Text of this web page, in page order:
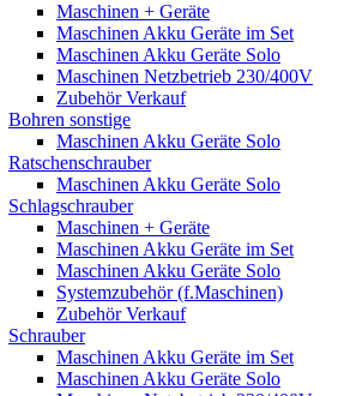
Maschinen + Geräte
Maschinen Akku Geräte im Set
Maschinen Akku Geräte Solo
Maschinen Netzbetrieb 230/400V
Zubehör Verkauf
Bohren sonstige
Maschinen Akku Geräte Solo
Ratschenschrauber
Maschinen Akku Geräte Solo
Schlagschrauber
Maschinen + Geräte
Maschinen Akku Geräte im Set
Maschinen Akku Geräte Solo
Systemzubehör (f.Maschinen)
Zubehör Verkauf
Schrauber
Maschinen Akku Geräte im Set
Maschinen Akku Geräte Solo